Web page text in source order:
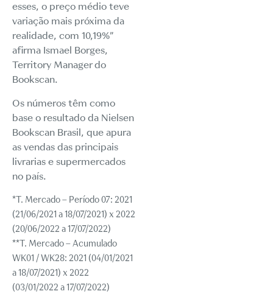
esses, o preço médio teve
variação mais próxima da
realidade, com 10,19%”
afirma Ismael Borges,
Territory Manager do
Bookscan.
Os números têm como
base o resultado da Nielsen
Bookscan Brasil, que apura
as vendas das principais
livrarias e supermercados
no país.
*T. Mercado – Período 07: 2021
(21/06/2021 a 18/07/2021) x 2022
(20/06/2022 a 17/07/2022)
**T. Mercado – Acumulado
WK01 / WK28: 2021 (04/01/2021
a 18/07/2021) x 2022
(03/01/2022 a 17/07/2022)